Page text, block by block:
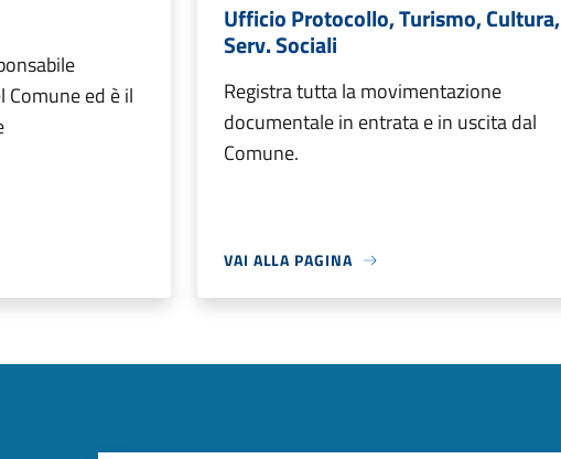
ed è il
Ufficio Protocollo, Turismo, Cultura,
Serv. Sociali
Registra tutta la movimentazione
documentale in entrata e in uscita dal
Comune.
VAI ALLA PAGINA